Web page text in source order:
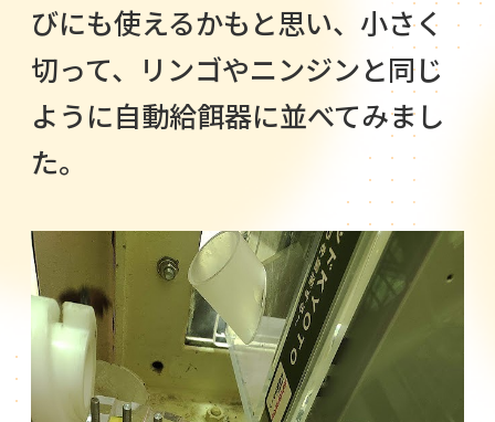
びにも使えるかもと思い、小さく
切って、リンゴやニンジンと同じ
ように自動給餌器に並べてみまし
た。